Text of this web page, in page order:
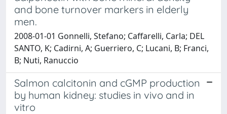
and bone turnover markers in elderly
men.
2008-01-01 Gonnelli, Stefano; Caffarelli, Carla; DEL
SANTO, K; Cadirni, A; Guerriero, C; Lucani, B; Franci,
B; Nuti, Ranuccio
Salmon calcitonin and cGMP production
by human kidney: studies in vivo and in
vitro